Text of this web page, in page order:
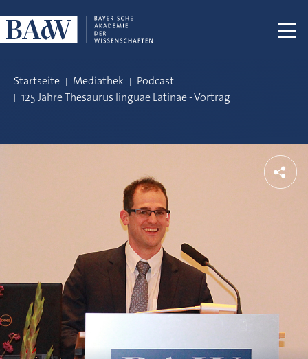
Startseite Mediathek
Podcast
125 Jahre Thesaurus linguae Latinae - Vortrag